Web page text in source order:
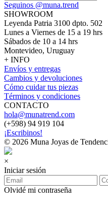
Seguinos @muna.trend
SHOWROOM
Leyenda Patria 3100 dpto. 502
Lunes a Viernes de 15 a 19 hrs
Sábados de 10 a 14 hrs
Montevideo, Uruguay
+ INFO
Envíos y entregas
Cambios y devoluciones
Cómo cuidar tus piezas
Términos y condiciones
CONTACTO
hola@munatrend.com
(+598) 94 919 104
¡Escribinos!
© 2026 Muna Joyas de
×
Iniciar sesión
Olvidé mi contraseña